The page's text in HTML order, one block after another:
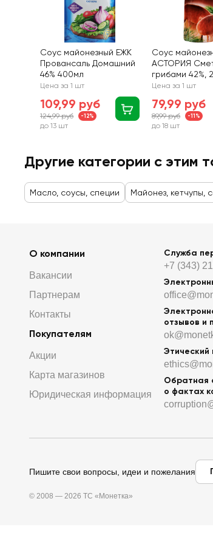
Соус майонезный ЕЖК
Провансаль Домашний
46% 400мл
Цена за 1 шт
109,99 руб
124,99 руб -12%
до 13 шт
Соус
АСТОРИЯ
грибами 42%,
Цена за 1 шт
79,99 руб
89,99 руб -11%
до 18 шт
Другие категории с этим
Масло, соусы, специи Майонез, кетчупы,
О компании
Вакансии
Партнерам
Контакты
Покупателям
Акции
Карта магазинов
Юридическая информация
Служба
+7 (343)
отзывов и
Этический
Обратная
о фактах
Пишите свои вопросы, идеи и пожелания
© 2008 — 2026 ТС «Монетка»